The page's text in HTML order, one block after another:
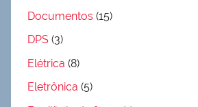
Documentos (15)
DPS (3)
Elétrica (8)
Eletrônica (5)